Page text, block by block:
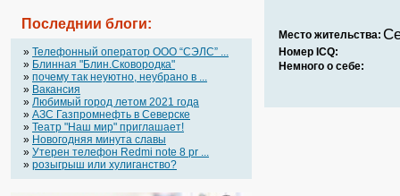
Последнии блоги:
» Телефонный оператор OOO “СЭЛС” ...
» Блинная "Блин.Сковородка"
» почему так неуютно, неубрано в ...
» Вакансия
» Любимый город летом 2021 года
» АЗС Газпромнефть в Северске
» Театр "Наш мир" приглашает!
» Новогодняя минута славы
» Утерен телефон Redmi note 8 pr ...
» розыгрыш или хулиганство?
Место жительства:
Номер ICQ:
Немного о себе: